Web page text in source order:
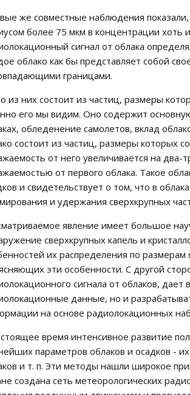
же совместные наблюдения
более 75 мкм в концентрации хоть
сигнал от облака
облако как бы представляет собой
границами.
из них состоит из частиц, размеры
его мы видим. Оно содержит
обледенение самолетов, вклад
состоит из частиц, размеры которых
от него увеличивается на
от первого облака. Такое
и свидетельствует о том, что в
и удержания сверхкрупных
явление имеет большое
сверхкрупных капель и
их распределения по
эти особенности. С другой
сигнала от облаков,
данные, но и
на основе радиолокационных
время интенсивное развитие
параметров облаков и осадков -
и т. п. Эти методы нашли широкое
создана сеть метеорологических